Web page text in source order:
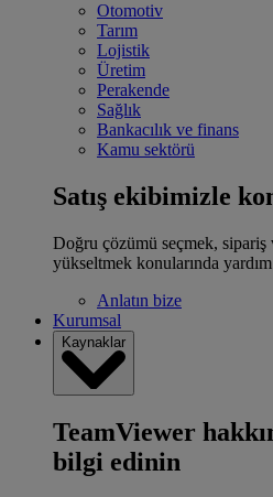
Otomotiv
Tarım
Lojistik
Üretim
Perakende
Sağlık
Bankacılık ve finans
Kamu sektörü
Satış ekibimizle
Doğru çözümü seçmek, sipariş
yükseltmek konularında
Anlatın bize
Kurumsal
Kaynaklar
TeamViewer
bilgi edinin